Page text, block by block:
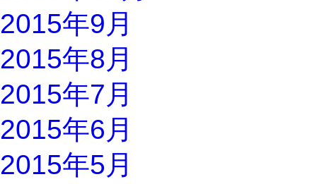
2015年9月
2015年8月
2015年7月
2015年6月
2015年5月